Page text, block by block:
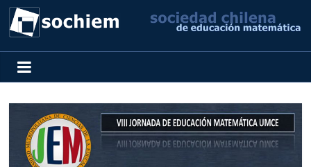
SOCHIEM
Sociedad
Chilena
Educación
Matemática